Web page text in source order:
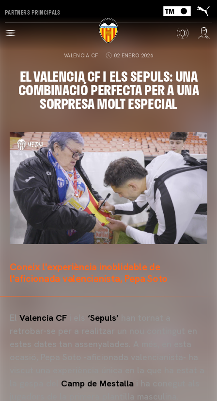
PARTNERS PRINCIPALS
VALENCIA CF 02 ENERO 2026
EL VALENCIA CF I ELS SEPULS: UNA
COMBINACIÓ PERFECTA PER A UNA
SORPRESA MOLT ESPECIAL
Coneix l'experiència inoblidable de
l'aficionada valencianista, Pepa Soto
El Valencia CF ‘Sepuls’
retrobar-se per a realitzar un nou contingut en
estes dates tan assenyalades. A més, en esta
Camp de Mestalla
jugadors de la primera plantilla masculina.